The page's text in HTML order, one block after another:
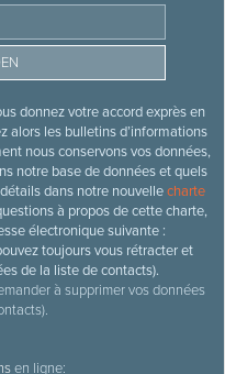
donnez votre accord exprès en
alors les bulletins d’informations
nous conservons vos données,
notre base de données et quels
dans notre nouvellecharte
à propos de cette charte,
électronique suivante :
toujours vous rétracter et
de la liste de contacts).
à supprimer vos données
en ligne: